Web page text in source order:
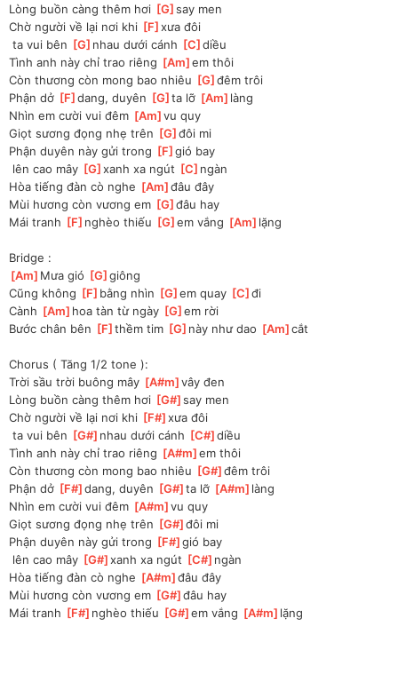
Lòng buồn càng thêm hơi [G ]
say men
Chờ người về lại nơi khi [F ]
xưa đôi
ta vui bên [G ]nhau dưới cánh [C ]
diều
Tình anh này chỉ trao riêng [Am ]
em thôi
Còn thương còn mong bao nhiêu [G ]
đêm trôi
Phận dở [F ]
dang, duyên [G ]ta lỡ [Am ]làng
Nhìn em cười vui đêm [Am ]
vu quy
Giọt sương đọng nhẹ trên [G ]
đôi mi
Phận duyên này gửi trong [F ]
gió bay
lên cao mây [G ]
xanh xa ngút [C ]ngàn
Hòa tiếng đàn cò nghe [Am ]
đâu đây
Mùi hương còn vương em [G ]
đâu hay
Mái tranh [F ]nghèo thiếu [G ]
em vắng [Am ]lặng
Bridge :
[Am ]Mưa gió [G ]
giông
Cũng không [F ]bằng nhìn [G ]
em quay [C ]
đi
Cành [Am ]hoa tàn từ ngày [G ]
em rời
Bước chân bên [F ]thềm tim [G ]này như dao [Am ]
cắt
Chorus ( Tăng 1/2 tone ):
Trời sầu trời buông mây [A#m ]
vây đen
Lòng buồn càng thêm hơi [G# ]
say men
Chờ người về lại nơi khi [F# ]
xưa đôi
ta vui bên [G# ]nhau dưới cánh [C# ]
diều
Tình anh này chỉ trao riêng [A#m ]
em thôi
Còn thương còn mong bao nhiêu [G# ]
đêm trôi
Phận dở [F# ]
dang, duyên [G# ]ta lỡ [A#m ]làng
Nhìn em cười vui đêm [A#m ]
vu quy
Giọt sương đọng nhẹ trên [G# ]
đôi mi
Phận duyên này gửi trong [F# ]
gió bay
lên cao mây [G# ]
xanh xa ngút [C# ]ngàn
Hòa tiếng đàn cò nghe [A#m ]
đâu đây
Mùi hương còn vương em [G# ]
đâu hay
Mái tranh [F# ]nghèo thiếu [G# ]
em vắng [A#m ]lặng